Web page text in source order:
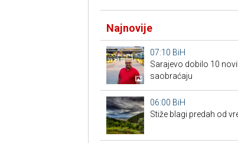
Najnovije
07:10 BiH
Sarajevo dobilo 10
saobraćaju
06:00 BiH
Stiže blagi predah od